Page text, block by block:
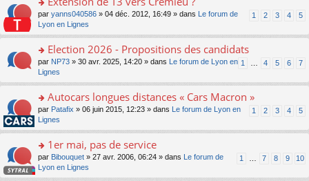
c
e
pl
u
s
ré
c
e
nt
o
n
pl
u
s
ré
c
nt
e
s
g
e
n
o
n
le
s
ré
e
ult
er
le
m
e
s
s
e
n
o
n
lu
pl
o
s
er
le
m
e
s
s
a
n
o
n
1 2 3 4 5
par yanns040586 » 04 déc. 2012, 16:49 » dans
Le forum de
Lyon en Lignes
o
s
er
le
m
e
s
s
a
Election 2026 - Propositions des candidats
1 4 5 6 7
par NP73 » 30 avr. 2025, 14:20 » dans
Le forum de Lyon en
Lignes
o
s
er
le
m
Autocars longues distances « Cars Macron »
1 2 3 4 5
par Patafix » 06 juin 2015, 12:23 » dans
Le forum de Lyon en
Lignes
o
s
1er mai, pas de service
1 7 8 9 10
par Bibouquet » 27 avr. 2006, 06:24 » dans
Le forum de
Lyon en Lignes